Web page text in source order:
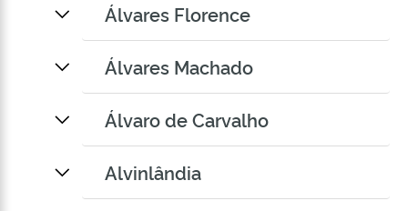
Álvares Florence
Álvares Machado
Álvaro de Carvalho
Alvinlândia